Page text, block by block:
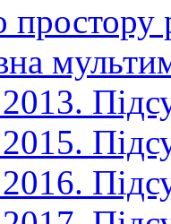
простору